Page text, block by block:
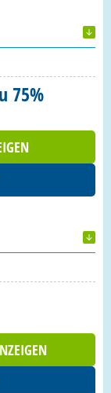
75%